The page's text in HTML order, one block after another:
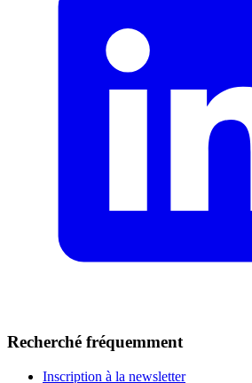
Recherché fréquemment
Inscription à la newsletter